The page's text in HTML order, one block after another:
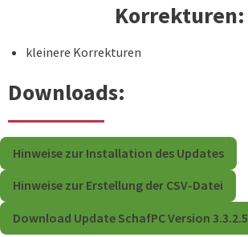
Korrekturen:
kleinere Korrekturen
Downloads:
Hinweise zur Installation des Updates
Hinweise zur Erstellung der CSV-Datei
Download Update SchafPC Version 3.3.2.5